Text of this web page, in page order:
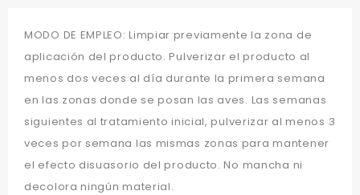
MODO DE EMPLEO: Limpiar previamente la zona de
aplicación del producto. Pulverizar el producto al
menos dos veces al día durante la primera semana
en las zonas donde se posan las aves. Las semanas
siguientes al tratamiento inicial, pulverizar al menos 3
veces por semana las mismas zonas para mantener
el efecto disuasorio del producto. No mancha ni
decolora ningún material.